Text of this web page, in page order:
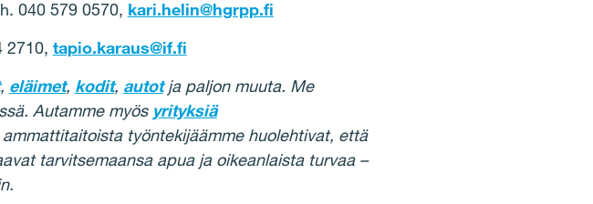
040 579 0570, kari.helin@hgrpp.fi
2710, tapio.karaus@if.fi
, eläimet, kodit, autotja paljon muuta. Me
Autamme myös yrityksiä
työntekijäämme huolehtivat, että
tarvitsemaansa apua ja oikeanlaista turvaa –